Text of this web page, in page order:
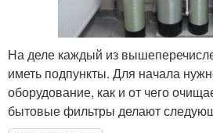
На деле каждый из
иметь подпункты. Для начала
оборудование, как и от чего
бытовые фильтры делают